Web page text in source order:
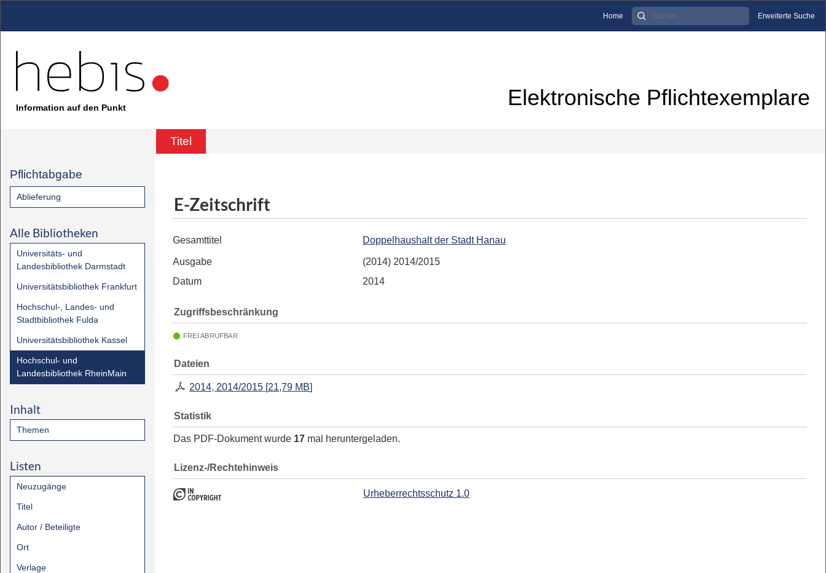
Home Erweiterte Suche
Information auf den Punkt Elektronische Pflichtexemplare
Titel
Pflichtabgabe
Ablieferung
Alle Bibliotheken
Universitäts- und
Landesbibliothek Darmstadt
Universitätsbibliothek Frankfurt
Hochschul-, Landes- und
Stadtbibliothek Fulda
Universitätsbibliothek Kassel
Hochschul- und
Landesbibliothek RheinMain
Inhalt
Themen
Listen
Neuzugänge
Titel
Autor / Beteiligte
Ort
Verlage
E-Zeitschrift
Gesamttitel Doppelhaushalt der Stadt Hanau
Ausgabe
(2014) 2014/2015
Datum
2014
Zugriffsbeschränkung
FREI ABRUFBAR
Dateien
2014, 2014/2015 [21,79 MB]
Statistik
Das PDF-Dokument wurde 17 mal heruntergeladen.
Lizenz-/Rechtehinweis
Urheberrechtsschutz 1.0